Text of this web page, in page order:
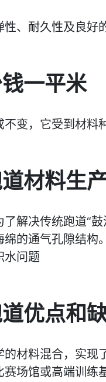
、耐久性及良好
一平米
变，它受到材料
材料生
解决传统跑道“
的通气孔隙结构
水问题
优点和
材料混合，实
场馆或高端训